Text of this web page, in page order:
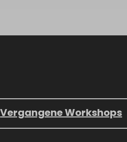
Vergangene Workshops